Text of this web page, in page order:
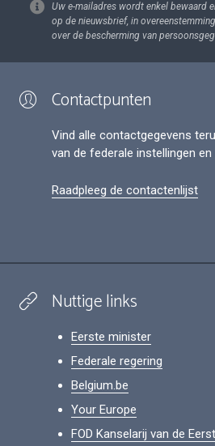
Uw e-mailadres wordt enkel bewaard
op de nieuwsbrief, in
over de bescherming van
Contactpunten
Vind alle contactgegevens
van de federale instellingen en
Raadpleeg de contactenlijst
Nuttige links
Eerste minister
Federale regering
Belgium.be
Your Europe
FOD Kanselarij van de